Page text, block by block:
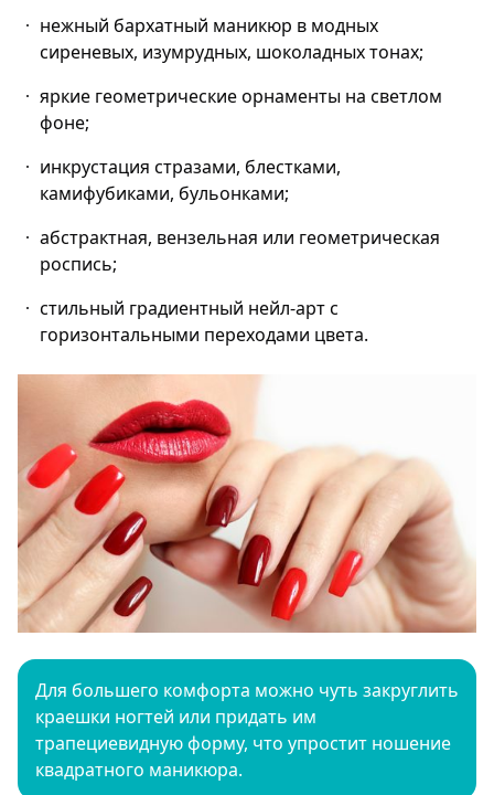
нежный бархатный маникюр в модных
сиреневых, изумрудных, шоколадных тонах;
яркие геометрические орнаменты на светлом
фоне;
инкрустация стразами, блестками,
камифубиками, бульонками;
абстрактная, вензельная или геометрическая
роспись;
стильный градиентный нейл-арт с
горизонтальными переходами цвета.
Для большего комфорта можно чуть закруглить
краешки ногтей или придать им
трапециевидную форму, что упростит ношение
квадратного маникюра.